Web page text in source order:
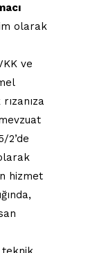
olarak
ve
2’de
hizmet